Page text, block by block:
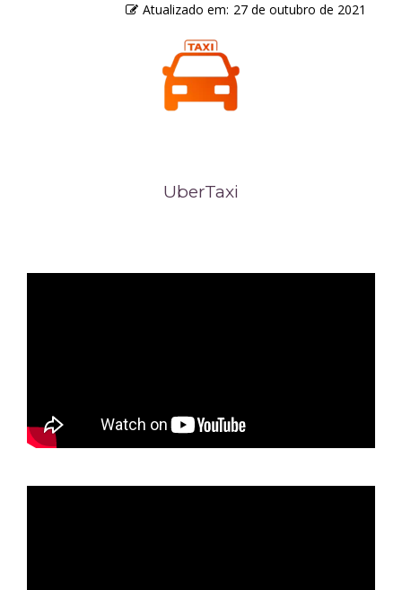
Atualizado em: 27 de outubro de 2021
UberTaxi